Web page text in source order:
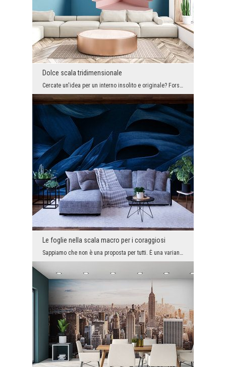
Dolce scala tridimensionale
Cercate un'idea per un interno insolito e originale? Forse vi ispirerete a questo salone? È organ...
Le foglie nella scala macro per i coraggiosi
Sappiamo che non è una proposta per tutti. È una variante decorativa per i coraggiosi che amano s...